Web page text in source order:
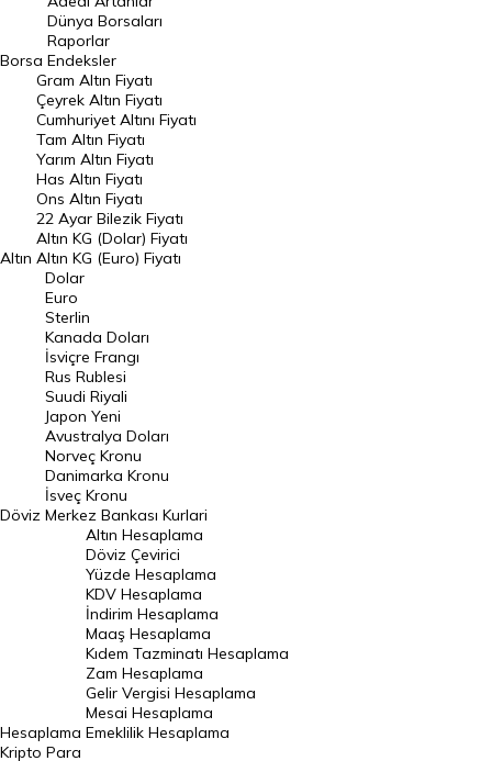
Geçmiş Kapanışlar
Dünya Borsaları
Raporlar
Endeksler
DÖVİZ
Döviz Kuru
Dolar Kuru
Euro Kuru
Pound Kuru
Frank Kuru
Riyal Kuru
Avustralya Doları
Danimarka Kronu Kuru
Kanada Doları Kuru
Norveç Kronu Kuru
İsveç Kronu Kuru
Japon Yeni Kuru
Serbest Piyasa Döviz Kurları
Merkez Bankası Döviz Kurları
Altın Fiyatları
Borsa
Dünya Borsaları
Raporlar
Endeksler
Altın
Gram Altın Fiyatı
Çeyrek Altın Fiyatı
Cumhuriyet Altını Fiyatı
Tam Altın Fiyatı
Yarım Altın Fiyatı
Has Altın Fiyatı
Ons Altın Fiyatı
22 Ayar Bilezik Fiyatı
Altın KG (Dolar) Fiyatı
Altın KG (Euro) Fiyatı
Döviz
Dolar
Euro
Sterlin
Kanada Doları
İsviçre Frangı
Rus Rublesi
Suudi Riyali
Japon Yeni
Avustralya Doları
Norveç Kronu
Danimarka Kronu
İsveç Kronu
Merkez Bankası Kurlari
Hesaplama
Altın Hesaplama
Döviz Çevirici
Yüzde Hesaplama
KDV Hesaplama
İndirim Hesaplama
Maaş Hesaplama
Kıdem Tazminatı Hesaplama
Zam Hesaplama
Gelir Vergisi Hesaplama
Mesai Hesaplama
Emeklilik Hesaplama
Kripto Para